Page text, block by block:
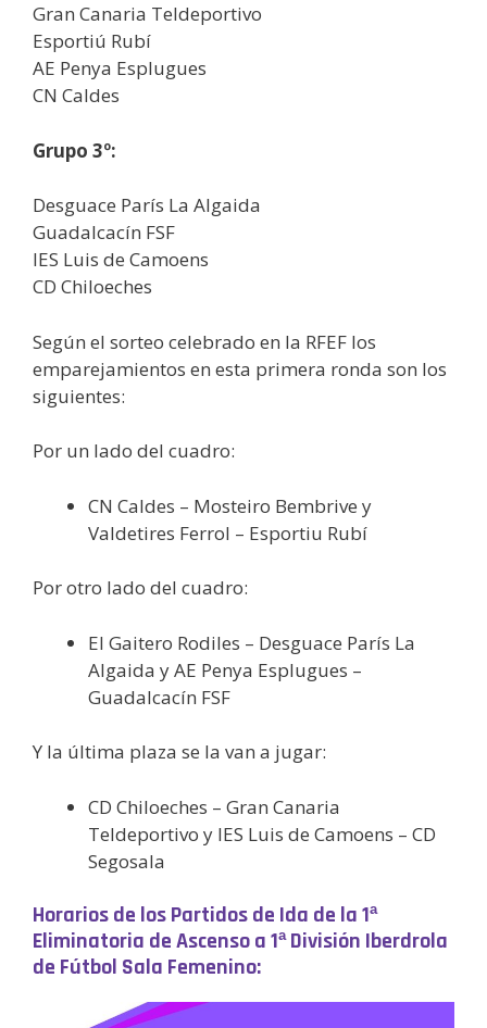
Gran Canaria Teldeportivo
Esportiú Rubí
AE Penya Esplugues
CN Caldes
Grupo 3º:
Desguace París La Algaida
Guadalcacín FSF
IES Luis de Camoens
CD Chiloeches
Según el sorteo celebrado en la RFEF los
emparejamientos en esta primera ronda son los
siguientes:
Por un lado del cuadro:
CN Caldes – Mosteiro Bembrive y
Valdetires Ferrol – Esportiu Rubí
Por otro lado del cuadro:
El Gaitero Rodiles – Desguace París La
Algaida y AE Penya Esplugues –
Guadalcacín FSF
Y la última plaza se la van a jugar:
CD Chiloeches – Gran Canaria
Teldeportivo y IES Luis de Camoens – CD
Segosala
Horarios de los Partidos de Ida de la 1ª
Eliminatoria de Ascenso a 1ª División Iberdrola
de Fútbol Sala Femenino: